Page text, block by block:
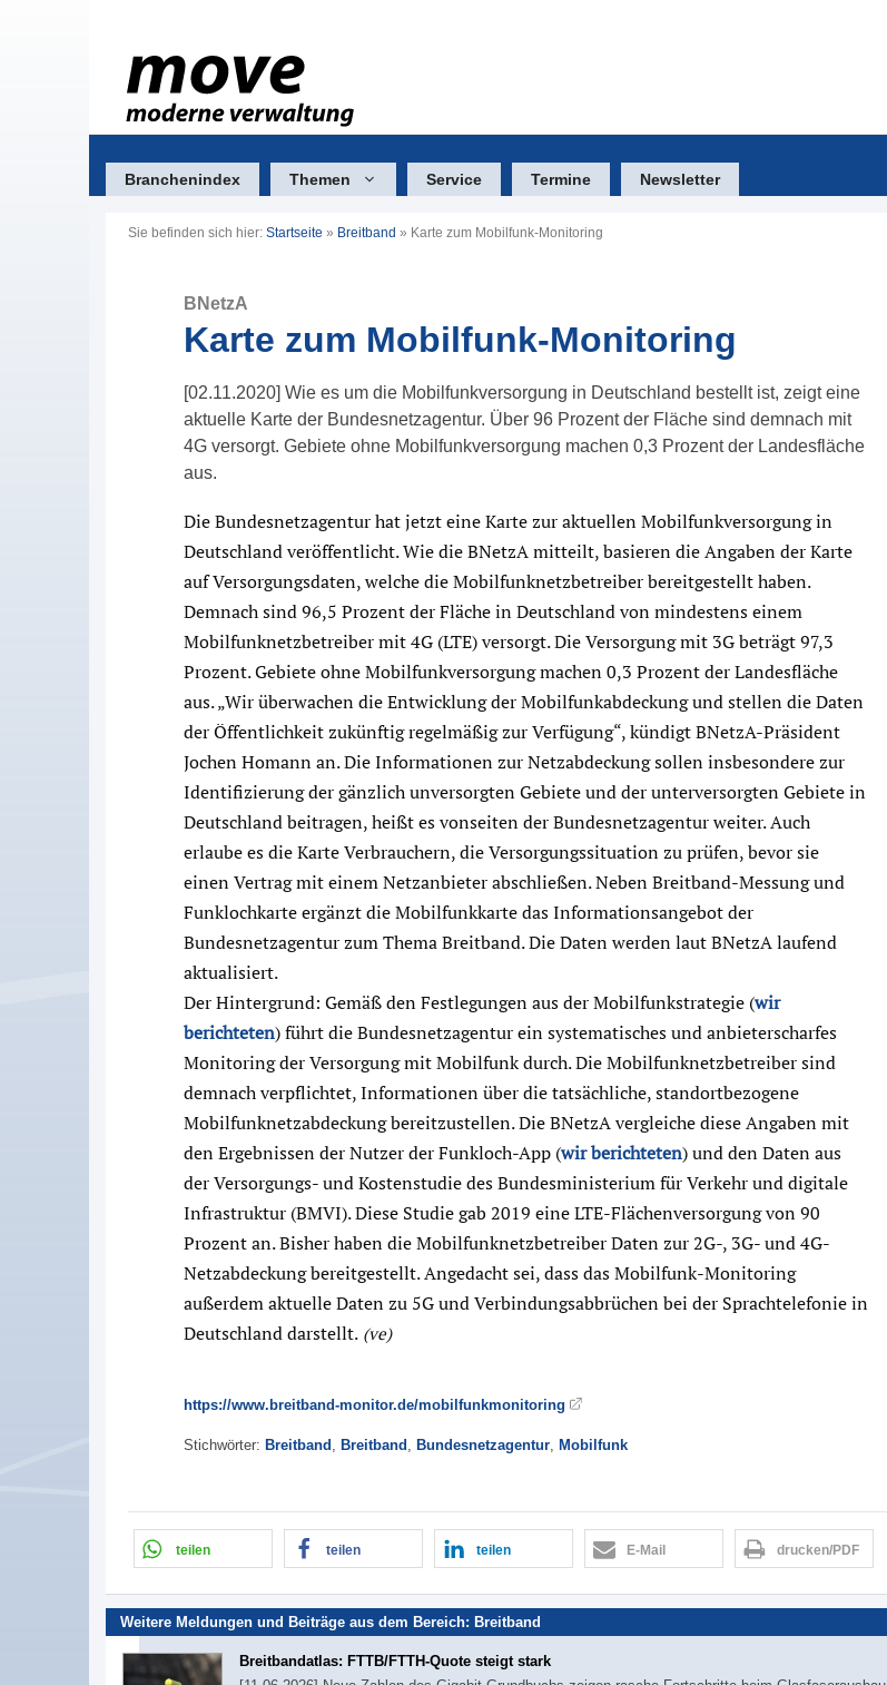
Branchenindex Themen Service Termine Newsletter
Sie befinden sich hier: Startseite » Breitband » Karte zum Mobilfunk-Monitoring
BNetzA
Karte zum Mobilfunk-Monitoring
[02.11.2020] Wie es um die Mobilfunkversorgung in Deutschland bestellt ist, zeigt eine
aktuelle Karte der Bundesnetzagentur. Über 96 Prozent der Fläche sind demnach mit
4G versorgt. Gebiete ohne Mobilfunkversorgung machen 0,3 Prozent der Landesfläche
aus.
Die Bundesnetzagentur hat jetzt eine Karte zur aktuellen Mobilfunkversorgung in
Deutschland veröffentlicht. Wie die BNetzA mitteilt, basieren die Angaben der Karte
auf Versorgungsdaten, welche die Mobilfunknetzbetreiber bereitgestellt haben.
Demnach sind 96,5 Prozent der Fläche in Deutschland von mindestens einem
Mobilfunknetzbetreiber mit 4G (LTE) versorgt. Die Versorgung mit 3G beträgt 97,3
Prozent. Gebiete ohne Mobilfunkversorgung machen 0,3 Prozent der Landesfläche
aus. „Wir überwachen die Entwicklung der Mobilfunkabdeckung und stellen die Daten
der Öffentlichkeit zukünftig regelmäßig zur Verfügung“, kündigt BNetzA-Präsident
Jochen Homann an. Die Informationen zur Netzabdeckung sollen insbesondere zur
Identifizierung der gänzlich unversorgten Gebiete und der unterversorgten Gebiete in
Deutschland beitragen, heißt es vonseiten der Bundesnetzagentur weiter. Auch
erlaube es die Karte Verbrauchern, die Versorgungssituation zu prüfen, bevor sie
einen Vertrag mit einem Netzanbieter abschließen. Neben Breitband-Messung und
Funklochkarte ergänzt die Mobilfunkkarte das Informationsangebot der
Bundesnetzagentur zum Thema Breitband. Die Daten werden laut BNetzA laufend
aktualisiert.
Der Hintergrund: Gemäß den Festlegungen aus der Mobilfunkstrategie (wir
berichteten) führt die Bundesnetzagentur ein systematisches und anbieterscharfes
Monitoring der Versorgung mit Mobilfunk durch. Die Mobilfunknetzbetreiber sind
demnach verpflichtet, Informationen über die tatsächliche, standortbezogene
Mobilfunknetzabdeckung bereitzustellen. Die BNetzA vergleiche diese Angaben mit
den Ergebnissen der Nutzer der Funkloch-App (wir berichteten) und den Daten aus
der Versorgungs- und Kostenstudie des Bundesministerium für Verkehr und digitale
Infrastruktur (BMVI). Diese Studie gab 2019 eine LTE-Flächenversorgung von 90
Prozent an. Bisher haben die Mobilfunknetzbetreiber Daten zur 2G-, 3G- und 4G-
Netzabdeckung bereitgestellt. Angedacht sei, dass das Mobilfunk-Monitoring
außerdem aktuelle Daten zu 5G und Verbindungsabbrüchen bei der Sprachtelefonie in
Deutschland darstellt. (ve)
https://www.breitband-monitor.de/mobilfunkmonitoring
Stichwörter: Breitband , Breitband , Bundesnetzagentur, Mobilfunk
teilen teilen teilen E-Mail drucken/PDF
Weitere Meldungen und Beiträge aus dem Bereich: Breitband
Breitbandatlas: FTTB/FTTH-Quote steigt stark